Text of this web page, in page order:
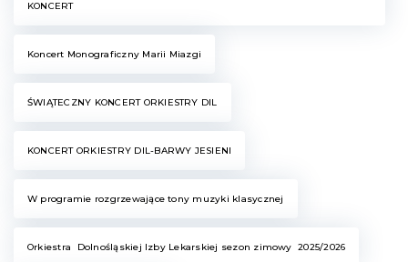
KONCERT
Koncert Monograficzny Marii Miazgi
ŚWIĄTECZNY KONCERT ORKIESTRY DIL
KONCERT ORKIESTRY DIL-BARWY JESIENI
W programie rozgrzewające tony muzyki klasycznej
Orkiestra Dolnośląskiej Izby Lekarskiej sezon zimowy 2025/2026